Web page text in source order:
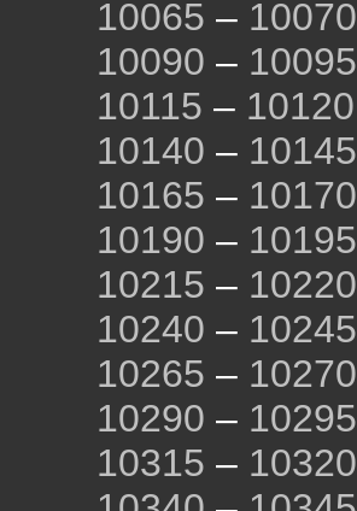
10065 – 10070
10090 – 10095
10115 – 10120
10140 – 10145
10165 – 10170
10190 – 10195
10215 – 10220
10240 – 10245
10265 – 10270
10290 – 10295
10315 – 10320